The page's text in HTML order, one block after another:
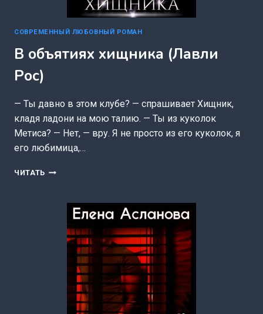
СОВРЕМЕННЫЙ ЛЮБОВНЫЙ РОМАН
В объятиях хищника (Лавли
Рос)
— Ты давно в этом клубе? — спрашивает Хищник,
кладя ладони на мою талию. — Ты из куколок
Метиса? — Нет, — вру. Я не просто из его куколок, я
его любимица,…
ЧИТАТЬ В
(ЛАВЛИ